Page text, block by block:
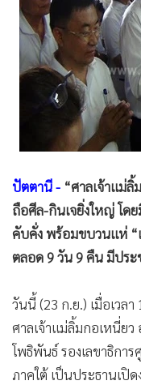
MGR Live
Infographic
การเมือง
ท่องเที่ยว
ต่างประเทศ
• เศรษฐกิจ-ธุรกิจ
• จีน
• ชุมชน-คุณภาพชีวิต
• อาชญากรรม
• เกม
• วิทยาศาสตร์
• SMEs
ปัตตานี - “ศาลเจ้าแม่
ถือศีล-กินเจยิ่งใหญ่ โด
คับคั่ง พร้อมขบวนแห่ “
ตลอด 9 วัน 9 คืน มีประ
วันนี้ (23 ก.ย.) เมื่อเวลา
ศาลเจ้าแม่ลิ้มกอเหนี่ยว
โพธิพันธ์ รองเลขาธิกา
ภาคใต้ เป็นประธานเปิ